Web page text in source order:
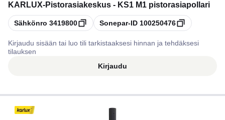
KARLUX-Pistorasiakeskus - KS1 M1 pistorasiapollari
Kopioi
Sähkönro 3419800 Kopioi
Sonepar-ID 100250476
Kirjaudu sisään tai luo tili tarkistaaksesi hinnan ja tehdäksesi
tilauksen
Kirjaudu